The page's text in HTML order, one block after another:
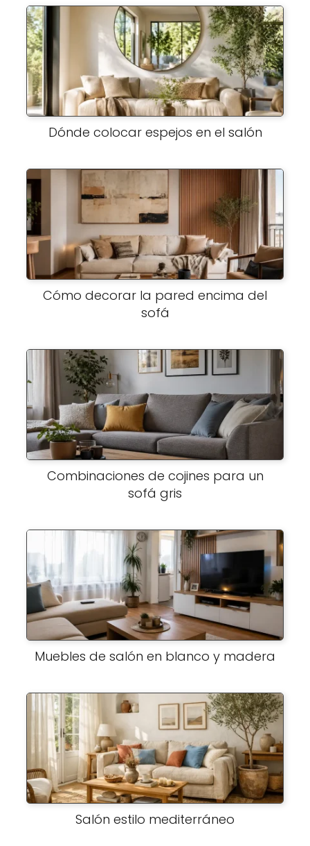
Dónde colocar espejos en el salón
Cómo decorar la pared encima del
sofá
Combinaciones de cojines para un
sofá gris
Muebles de salón en blanco y madera
Salón estilo mediterráneo